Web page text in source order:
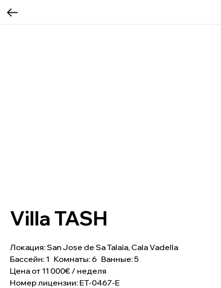
Villa TASH
Локация: San Jose de Sa Talaia, Cala Vadella
Бассейн: 1 Комнаты: 6 Ванные: 5
Цена от 11 000€ / неделя
Номер лицензии: ET-0467-E